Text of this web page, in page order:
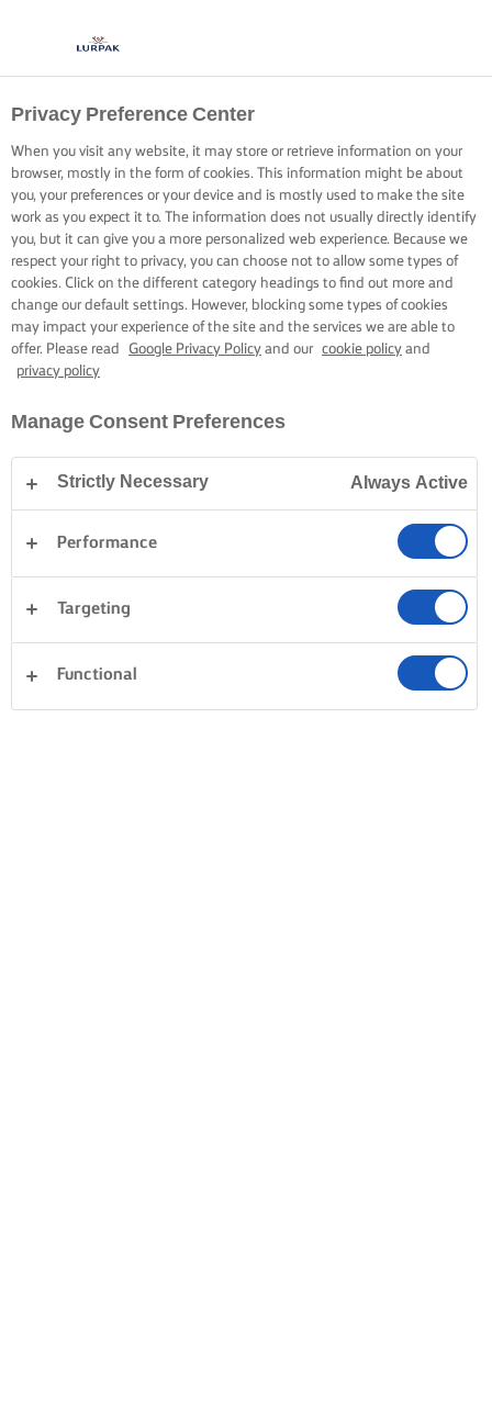
Privacy Preference Center
When you visit any website, it may store or retrieve information on your
browser, mostly in the form of cookies. This information might be about
you, your preferences or your device and is mostly used to make the site
work as you expect it to. The information does not usually directly identify
you, but it can give you a more personalized web experience. Because we
respect your right to privacy, you can choose not to allow some types of
cookies. Click on the different category headings to find out more and
change our default settings. However, blocking some types of cookies
may impact your experience of the site and the services we are able to
offer. Please read
Google Privacy Policy and our cookie policy and
privacy policy
Manage Consent Preferences
Strictly Necessary Always Active
Performance
Targeting
Functional